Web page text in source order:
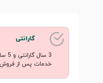
گارانتی
3 سال
خدمات پس از